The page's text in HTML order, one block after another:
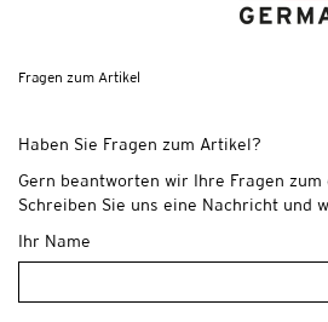
Fragen zum Artikel
Haben Sie Fragen zum Artikel?
Gern beantworten wir Ihre Fragen zum
Schreiben Sie uns eine Nachricht und
Ihr Name